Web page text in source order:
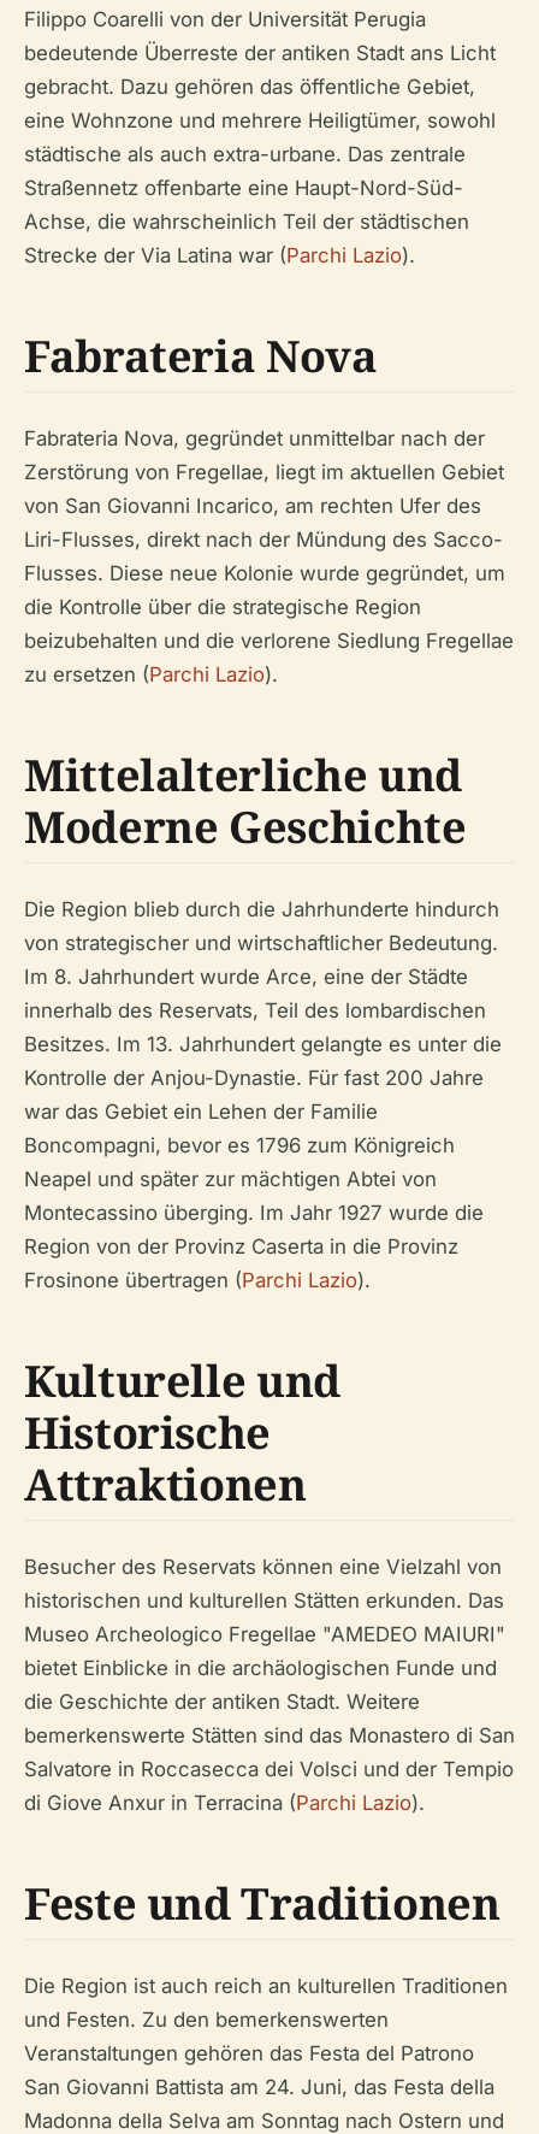
Filippo Coarelli von der Universität Perugia
bedeutende Überreste der antiken Stadt ans Licht
gebracht. Dazu gehören das öffentliche Gebiet,
eine Wohnzone und mehrere Heiligtümer, sowohl
städtische als auch extra-urbane. Das zentrale
Straßennetz offenbarte eine Haupt-Nord-Süd-
Achse, die wahrscheinlich Teil der städtischen
Strecke der Via Latina war (Parchi Lazio).
Fabrateria Nova
Fabrateria Nova, gegründet unmittelbar nach der
Zerstörung von Fregellae, liegt im aktuellen Gebiet
von San Giovanni Incarico, am rechten Ufer des
Liri-Flusses, direkt nach der Mündung des Sacco-
Flusses. Diese neue Kolonie wurde gegründet, um
die Kontrolle über die strategische Region
beizubehalten und die verlorene Siedlung Fregellae
zu ersetzen (Parchi Lazio).
Mittelalterliche und
Moderne Geschichte
Die Region blieb durch die Jahrhunderte hindurch
von strategischer und wirtschaftlicher Bedeutung.
Im 8. Jahrhundert wurde Arce, eine der Städte
innerhalb des Reservats, Teil des lombardischen
Besitzes. Im 13. Jahrhundert gelangte es unter die
Kontrolle der Anjou-Dynastie. Für fast 200 Jahre
war das Gebiet ein Lehen der Familie
Boncompagni, bevor es 1796 zum Königreich
Neapel und später zur mächtigen Abtei von
Montecassino überging. Im Jahr 1927 wurde die
Region von der Provinz Caserta in die Provinz
Frosinone übertragen (Parchi Lazio).
Kulturelle und
Historische
Attraktionen
Besucher des Reservats können eine Vielzahl von
historischen und kulturellen Stätten erkunden. Das
Museo Archeologico Fregellae "AMEDEO MAIURI"
bietet Einblicke in die archäologischen Funde und
die Geschichte der antiken Stadt. Weitere
bemerkenswerte Stätten sind das Monastero di San
Salvatore in Roccasecca dei Volsci und der Tempio
di Giove Anxur in Terracina (Parchi Lazio).
Feste und Traditionen
Die Region ist auch reich an kulturellen Traditionen
und Festen. Zu den bemerkenswerten
Veranstaltungen gehören das Festa del Patrono
San Giovanni Battista am 24. Juni, das Festa della
Madonna della Selva am Sonntag nach Ostern und